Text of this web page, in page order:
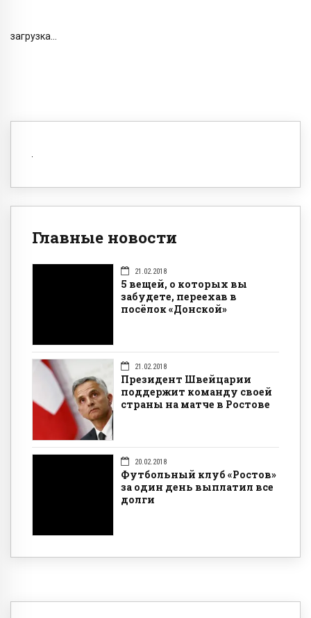
загрузка...
Главные новости
21.02.2018
5 вещей, о которых вы
забудете, переехав в
посёлок «Донской»
21.02.2018
Президент Швейцарии
поддержит команду своей
страны на матче в Ростове
20.02.2018
Футбольный клуб «Ростов»
за один день выплатил все
долги